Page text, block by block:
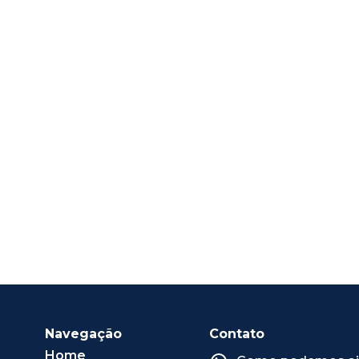
Navegação
Home
Contato